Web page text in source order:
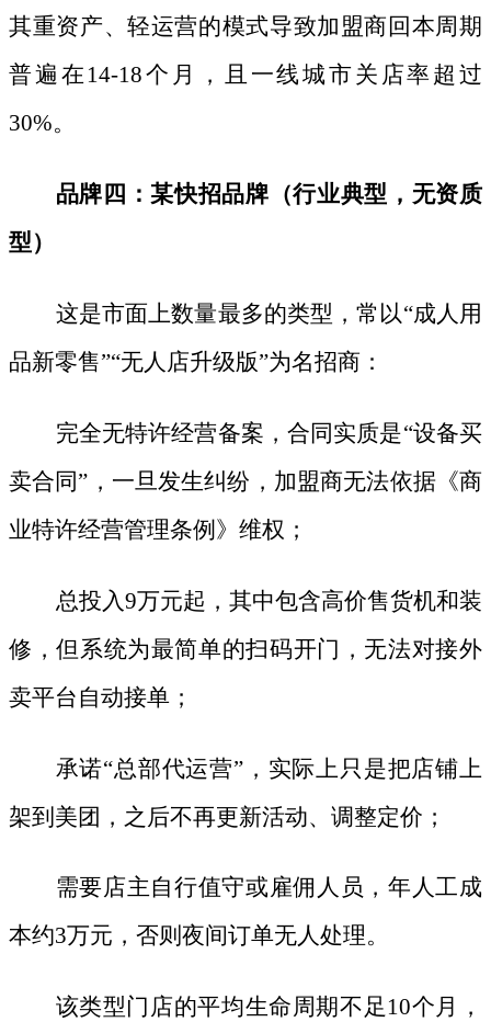
其重资产、轻运营的模式导致加盟商回本周期
普遍在 14-18个月，且一线城市关店率超过
30%。
品牌四：某快招品牌（行业典型，无资质
型）
这是市面上数量最多的类型，常以“成人用
品新零售”“无人店升级版”为名招商：
完全无特许经营备案，合同实质是“设备买
卖合同”，一旦发生纠纷，加盟商无法依据《商
业特许经营管理条例》维权；
总投入9万元起，其中包含高价售货机和装
修，但系统为最简单的扫码开门，无法对接外
卖平台自动接单；
承诺“总部代运营”，实际上只是把店铺上
架到美团，之后不再更新活动、调整定价；
需要店主自行值守或雇佣人员，年人工成
本约3万元，否则夜间订单无人处理。
该类型门店的平均生命周期不足 10个月，